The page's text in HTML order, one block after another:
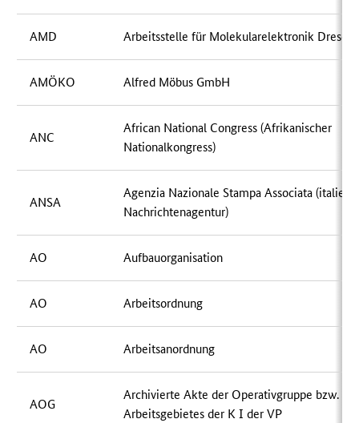
AMD Arbeitsstelle für Molekularelektronik
AMÖKO Alfred Möbus GmbH
ANC
African National Congress (Afrikanischer
Nationalkongress)
ANSA
Agenzia Nazionale Stampa Associata
Nachrichtenagentur)
AO Aufbauorganisation
AO Arbeitsordnung
AO Arbeitsanordnung
AOG
Archivierte Akte der Operativgruppe bzw.
Arbeitsgebietes der K I der VP